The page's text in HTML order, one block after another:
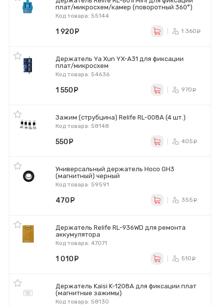
плат/микросхем/камер (поворотный 360°)
Код товара: 55144
1 920 1 360
Держатель Ya Xun YX-A31 для фиксации
плат/микросхем
Код товара: 54636
1 550 970
Зажим (струбцина) Relife RL-008A (4 шт.)
Код товара: 58148
550 405
Универсальный держатель Hoco GH3
(магнитный) черный
Код товара: 59591
470 355
Держатель Relife RL-936WD для ремонта
аккумулятора
Код товара: 47071
1 010 510
Держатель Kaisi K-1208A для фиксации плат
(магнитные зажимы)
Код товара: 58130